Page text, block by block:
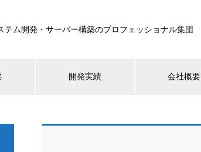
テム開発・サーバー構築のプロフェッショナル集団
開発実績 会社概要